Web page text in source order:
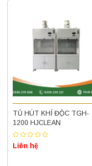
TỦ HÚT KHÍ ĐỘC TGH-
1200 HJCLEAN
Liên hệ